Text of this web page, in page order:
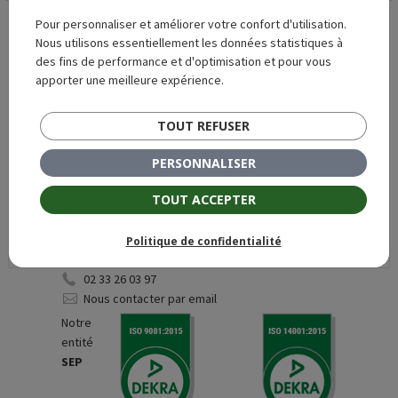
Alençon
02 33 26 03 97
Nous contacter par email
02 33 26 03 97
Nous contacter par email
Notre
entité
SEP
Pour personnaliser et améliorer votre confort d'utilisation.
Nous utilisons essentiellement les données statistiques à
des fins de performance et d'optimisation et pour vous
apporter une meilleure expérience.
TOUT ACCEPTER
TOUT REFUSER
PERSONNALISER
Politique de confidentialité